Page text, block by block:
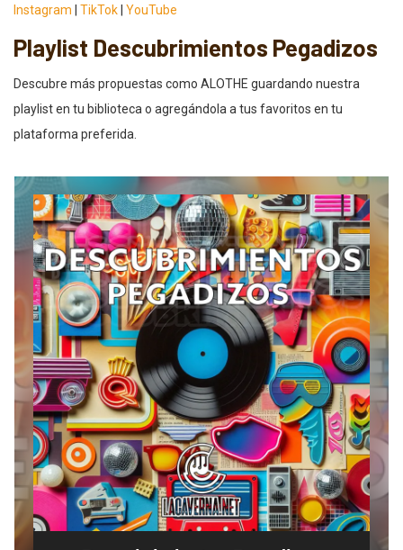
Instagram TikTok YouTube
Playlist Descubrimientos Pegadizos
Descubre más propuestas como ALOTHE guardando nuestra
playlist en tu biblioteca o agregándola a tus favoritos en tu
plataforma preferida.